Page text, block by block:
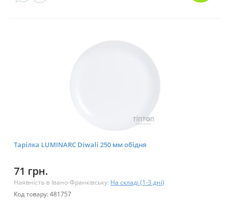
Тарілка LUMINARC Diwali 250 мм обідня
71 грн.
Наявність в Івано-Франківську: На складі (1-3 дні)
Код товару: 481757